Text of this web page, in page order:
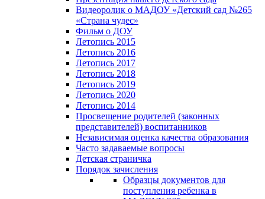
Видеоролик о МАДОУ «Детский сад №265
«Страна чудес»
Фильм о ДОУ
Летопись 2015
Летопись 2016
Летопись 2017
Летопись 2018
Летопись 2019
Летопись 2020
Летопись 2014
Просвещение родителей (законных
представителей) воспитанников
Независимая оценка качества образования
Часто задаваемые вопросы
Детская страничка
Порядок зачисления
Образцы документов для
поступления ребенка в